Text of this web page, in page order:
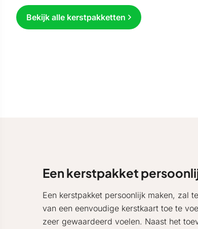
Bekijk alle kerstpakketten
Een kerstpakket
Een kerstpakket persoonlijk maken, zal
van een eenvoudige kerstkaart toe te
zeer gewaardeerd voelen. Naast het